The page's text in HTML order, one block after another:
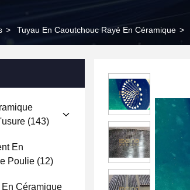
> Tuyau En Caoutchouc Rayé En Céramique >
(143)
En
Poulie (12)
Céramique